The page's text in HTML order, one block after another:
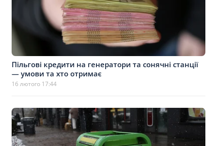
Пільгові кредити на генератори та сонячні станції
— умови та хто отримає
16 лютого 17:44